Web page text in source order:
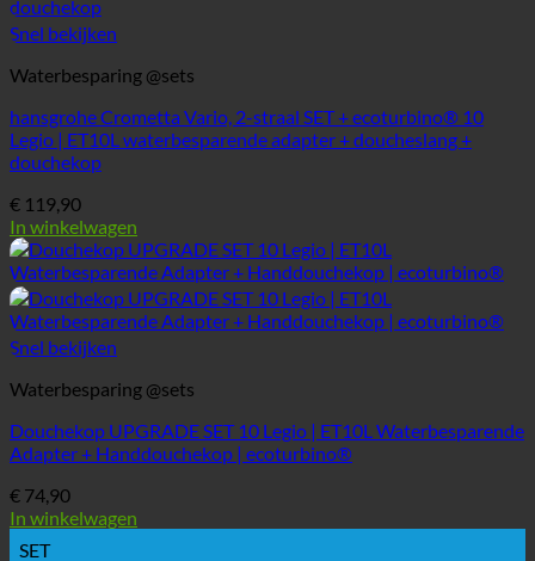
Snel bekijken
Waterbesparing @sets
hansgrohe Crometta Vario, 2-straal SET + ecoturbino® 10
Legio | ET10L waterbesparende adapter + doucheslang +
douchekop
€ 119,90
In winkelwagen
Snel bekijken
Waterbesparing @sets
Douchekop UPGRADE SET 10 Legio | ET10L Waterbesparende
Adapter + Handdouchekop | ecoturbino®
€ 74,90
In winkelwagen
SET